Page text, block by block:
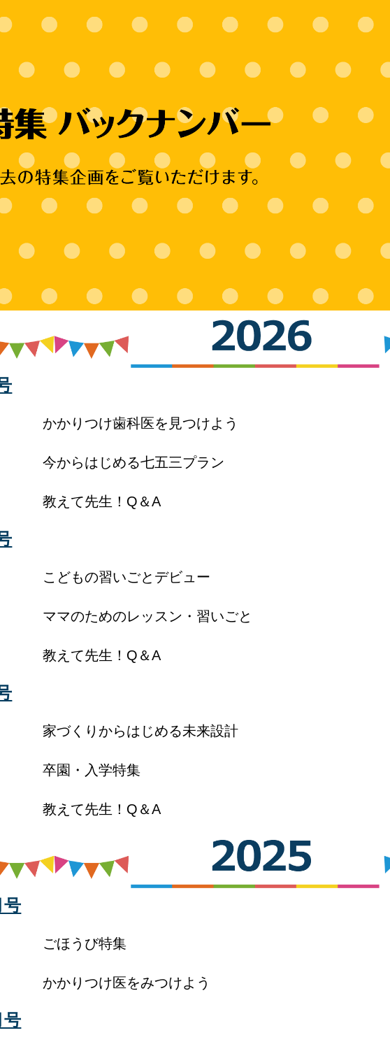
かかりつけ歯科医を見つけよう
今からはじめる七五三プラン
教えて先生！Q＆A
こどもの習いごとデビュー
ママのためのレッスン・習いごと
教えて先生！Q＆A
家づくりからはじめる未来設計
卒園・入学特集
教えて先生！Q＆A
号
ごほうび特集
かかりつけ医をみつけよう
号